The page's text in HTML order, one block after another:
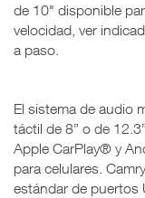
de 10" disponible
velocidad, ver
a paso.
El sistema de audio
táctil de 8” o de
Apple CarPlay® y
para celulares.
estándar de puertos